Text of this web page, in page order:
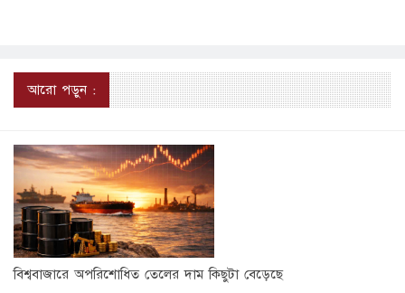
আরো পড়ুন :
বিশ্ববাজারে অপরিশোধিত তেলের দাম কিছুটা বেড়েছে